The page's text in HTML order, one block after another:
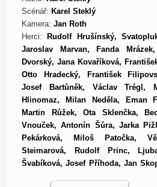
Scénář: Karel Steklý
Kamera: Jan Roth
Herci:
Rudolf Hrušínský,
Jaroslav Marvan, Fanda
Dvorský, Jana Kovaříková,
Otto Hradecký, František
Josef Bartůněk, Václav Trégl,
Hlinomaz, Milan Neděla, Eman
Martin Růžek, Ota Sklenčka,
Vnouček, Antonín Šůra, Jarka
Pekárková, Miloš Patočka,
Steimarová, Rudolf Princ,
Švabíková, Josef Příhoda, Jan